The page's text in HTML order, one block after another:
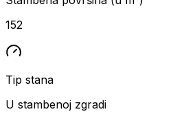
152
Tip stana
U stambenoj zgradi